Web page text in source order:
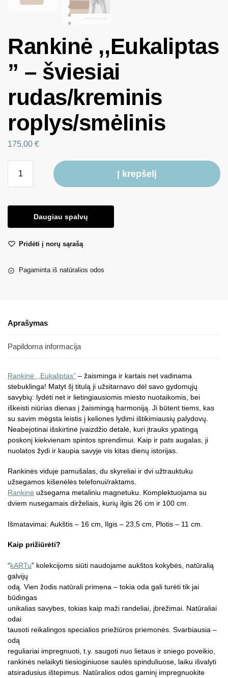
Rankinė ,,Eukaliptas
” – šviesiai
rudas/kreminis
roplys/smėlinis
175.00 €
Į krepšelį
Daugiau spalvų
Pridėti į norų sąrašą
Pagaminta iš natūralios odos
Aprašymas
Papildoma informacija
Rankinė ,,Eukaliptas” – žaisminga ir kartais net vadinama
stebuklinga! Matyt šį titulą ji užsitarnavo dėl savo gydomųjų
savybių: lydėti net ir lietingiausiomis miesto nuotaikomis, bei
iškeisti niūrias dienas į žaismingą harmoniją. Ji būtent tiems, kas
su savim mėgsta leistis į keliones lydimi ištikimiausių palydovų.
Neabejotinai išskirtinė įvaizdžio detalė, kuri įtrauks ypatingą
poskonį kiekvienam spintos sprendimui. Kaip ir pats augalas, ji
nuolatos žydi ir kaupia savyje vis kitas dienų istorijas.
Rankinės viduje pamušalas, du skyreliai ir dvi užtrauktuku
užsegamos kišenėlės telefonui/raktams.
Rankinė užsegama metaliniu magnetuku. Komplektuojama su
dviem nusegamais dirželiais, kurių ilgis 26 cm ir 100 cm.
Išmatavimai: Aukštis – 16 cm, Ilgis – 23,5 cm, Plotis – 11 cm.
Kaip prižiūrėti?
“kARTu” kolekcijoms siūti naudojame aukštos kokybės, natūralią
galvijų
odą. Vien žodis natūrali primena – tokia oda gali turėti tik jai
būdingas
unikalias savybes, tokias kaip maži randeliai, įbrėžimai. Natūraliai
odai
tausoti reikalingos specialios priežiūros priemonės. Svarbiausia –
odą
reguliariai impregnuoti, t.y. saugoti nuo lietaus ir sniego poveikio,
rankinės nelaikyti tiesioginiuose saulės spinduliuose, laiku išvalyti
atsiradusius ištepimus. Natūralios odos gaminį impregnuokite